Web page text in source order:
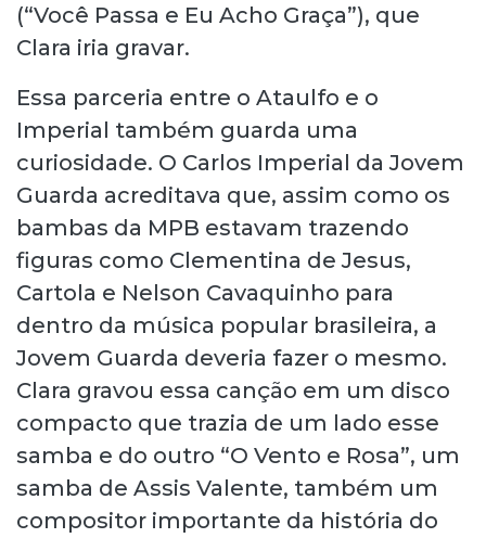
(“Você Passa e Eu Acho Graça”), que
Clara iria gravar.
Essa parceria entre o Ataulfo e o
Imperial também guarda uma
curiosidade. O Carlos Imperial da Jovem
Guarda acreditava que, assim como os
bambas da MPB estavam trazendo
figuras como Clementina de Jesus,
Cartola e Nelson Cavaquinho para
dentro da música popular brasileira, a
Jovem Guarda deveria fazer o mesmo.
Clara gravou essa canção em um disco
compacto que trazia de um lado esse
samba e do outro “O Vento e Rosa”, um
samba de Assis Valente, também um
compositor importante da história do